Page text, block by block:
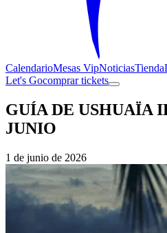
CalendarioMesas VipNoticiasTienda
Let's Gocomprar tickets
GUÍA DE USHUAÏA
JUNIO
1 de junio de 2026